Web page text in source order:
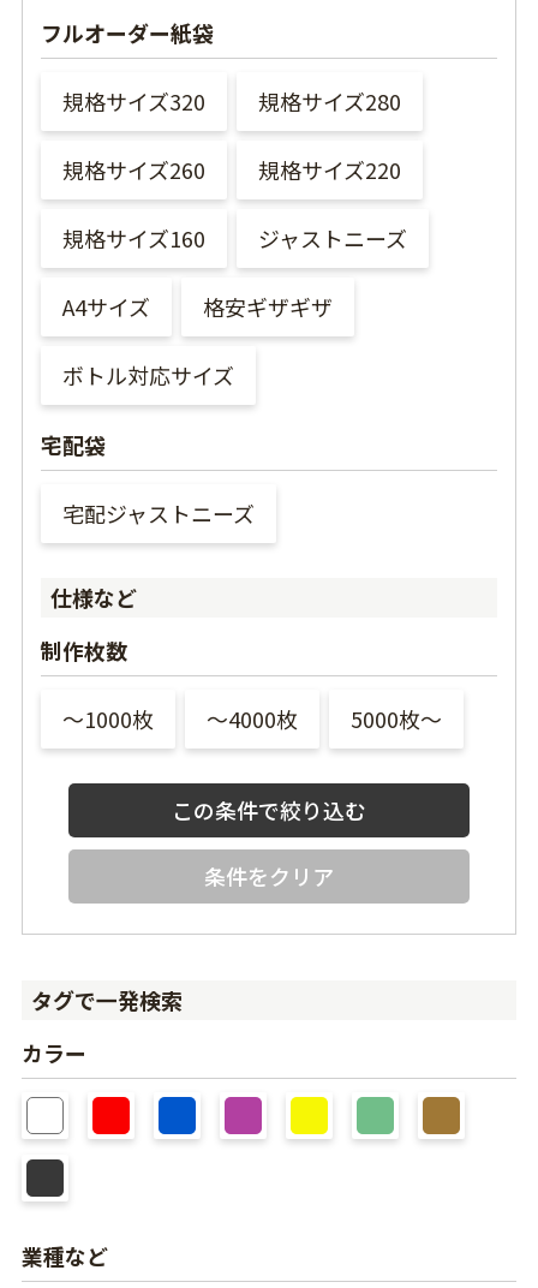
フルオーダー紙袋
規格サイズ320 規格サイズ280
規格サイズ260 規格サイズ220
規格サイズ160 ジャストニーズ
A4サイズ 格安ギザギザ
ボトル対応サイズ
宅配袋
宅配ジャストニーズ
仕様など
制作枚数
〜1000枚 〜4000枚 5000枚〜
条件をクリア
タグで一発検索
カラー
業種など